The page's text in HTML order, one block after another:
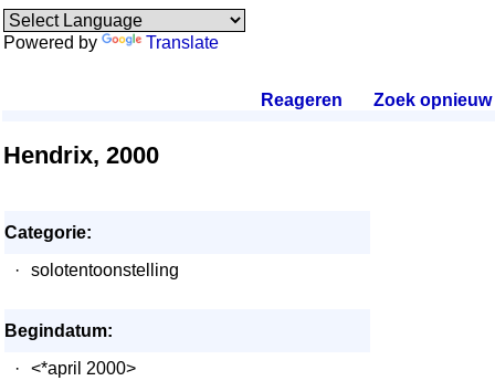
Powered by Translate
Reageren Zoek opnieuw.
Hendrix, 2000
Categorie:
·
solotentoonstelling
Begindatum:
·
<*april 2000>